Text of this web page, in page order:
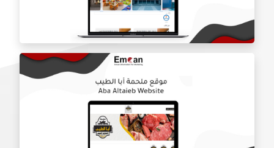
موقع ورق عنب ليلي
موقع شركه درع الباب